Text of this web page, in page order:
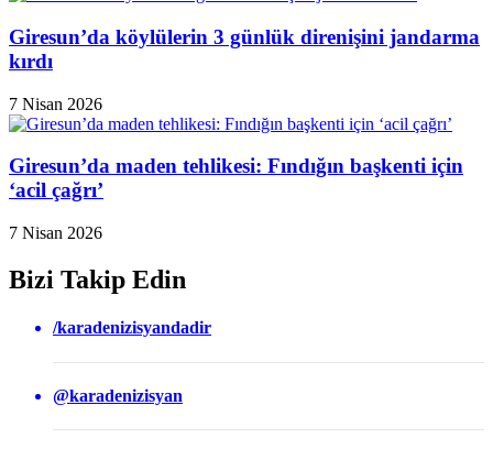
Giresun’da köylülerin 3 günlük direnişini jandarma
kırdı
7 Nisan 2026
Giresun’da maden tehlikesi: Fındığın başkenti için
‘acil çağrı’
7 Nisan 2026
Bizi Takip Edin
/karadenizisyandadir
@karadenizisyan